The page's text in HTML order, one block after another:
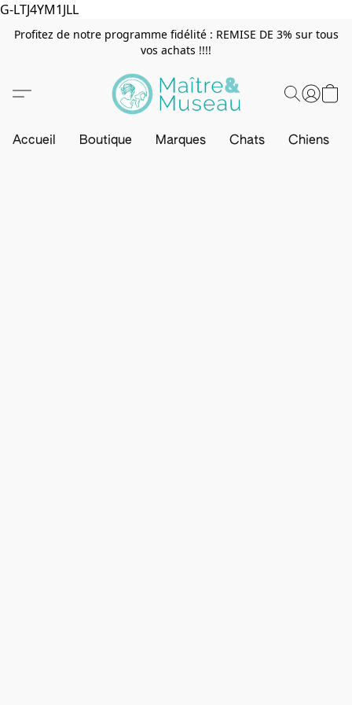
G-LTJ4YM1JLL
Profitez de notre programme fidélité : REMISE DE 3% sur tous
vos achats !!!!
Accueil Boutique Marques Chats Chiens